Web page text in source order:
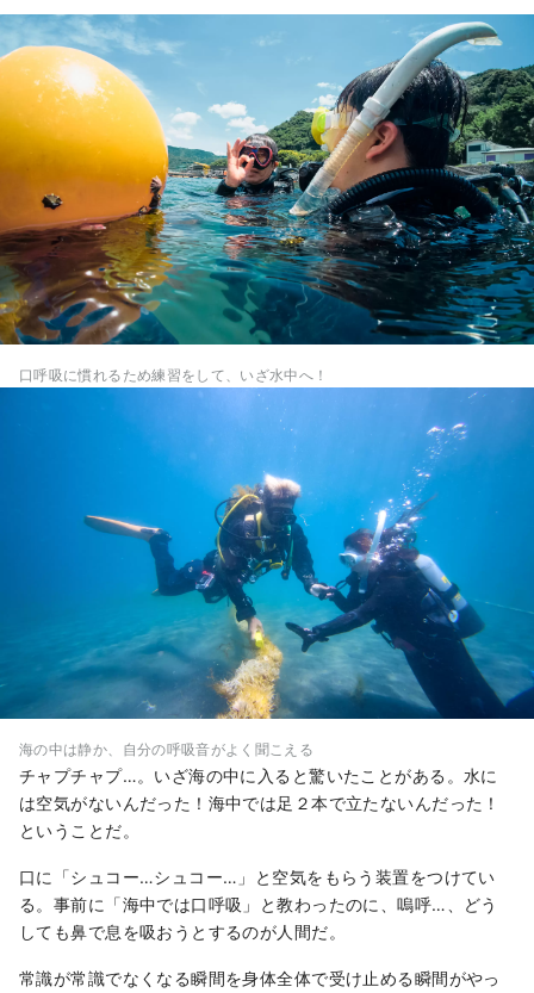
口呼吸に慣れるため練習をして、いざ水中へ！
海の中は静か、自分の呼吸音がよく聞こえる
チャプチャプ…。いざ海の中に入ると驚いたことがある。水に
は空気がないんだった！海中では足２本で立たないんだった！
ということだ。
口に「シュコー…シュコー…」と空気をもらう装置をつけてい
る。事前に「海中では口呼吸」と教わったのに、嗚呼…、どう
しても鼻で息を吸おうとするのが人間だ。
常識が常識でなくなる瞬間を身体全体で受け止める瞬間がやっ